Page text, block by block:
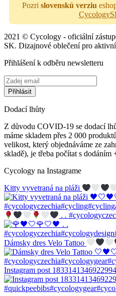
Pozri slovenskú verziu
2021 © Cycology - oficiální
SK. Dizajnové oblečení pro
Přihlášení k odběru newsletteru
Dodací lhůty
Z důvodu COVID-19 se dodací
máme skladem přes 2 000
velikost, který objednáváme ze
skladě), je třeba počítat s dodáním
Cycology na Instagrame
Kitty vyvetraná na pláži
. .
Dámsky dres Velo Tattoo
Instagram post